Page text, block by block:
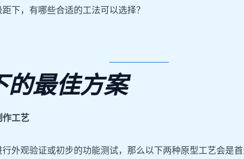
下，有哪些合适的工法可以选择？
的最佳方案
工艺
外观验证或初步的功能测试，那么以下两种原型工艺会是首